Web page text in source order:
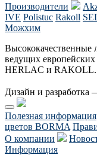
Производители
IVE Polistuc Rakoll
Можхим
Высококачественные
ведущих
HERLAC и RAKOLL.
Дизайн и разработка
Полезная информация
цветов BORMA
О компании
Информация